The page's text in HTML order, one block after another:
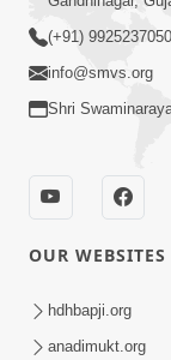
(+91)
info@smvs.org
Shri
OUR WEBSITES
hdhbapji.org
anadimukt.org